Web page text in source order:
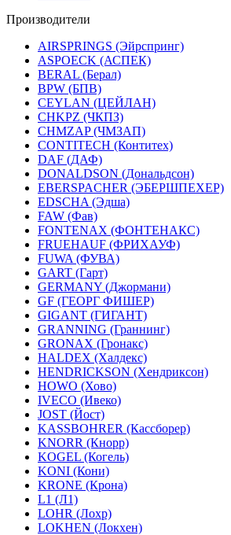
Производители
AIRSPRINGS (Эйрспринг)
ASPOECK (АСПЕК)
BERAL (Берал)
BPW (БПВ)
CEYLAN (ЦЕЙЛАН)
CHKPZ (ЧКПЗ)
CHMZAP (ЧМЗАП)
CONTITECH (Контитех)
DAF (ДАФ)
DONALDSON (Дональдсон)
EBERSPACHER (ЭБЕРШПЕХЕР)
EDSCHA (Эдша)
FAW (Фав)
FONTENAX (ФОНТЕНАКС)
FRUEHAUF (ФРИХАУФ)
FUWA (ФУВА)
GART (Гарт)
GERMANY (Джормани)
GF (ГЕОРГ ФИШЕР)
GIGANT (ГИГАНТ)
GRANNING (Граннинг)
GRONAX (Гронакс)
HALDEX (Халдекс)
HENDRICKSON (Хендриксон)
HOWO (Хово)
IVECO (Ивеко)
JOST (Йост)
KASSBOHRER (Касcборер)
KNORR (Кнорр)
KOGEL (Когель)
KONI (Кони)
KRONE (Крона)
L1 (Л1)
LOHR (Лохр)
LOKHEN (Локхен)